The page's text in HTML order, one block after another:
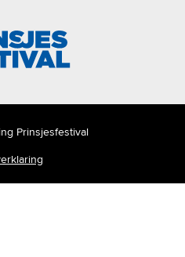
Prinsjesfestival